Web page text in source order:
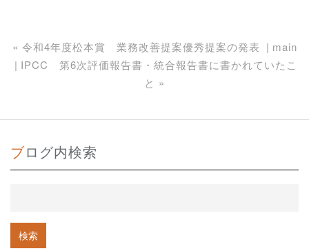
« 令和4年度松本賞 業務改善提案優秀提案の発表
main
IPCC 第6次評価報告書・統合報告書に書かれていたこ
と »
ブログ内検索